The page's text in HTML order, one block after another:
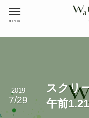
menu
スクリ
午前
2019
7/29